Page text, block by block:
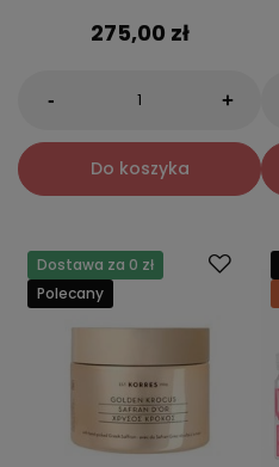
275,00 zł
- +
Do koszyka
Dostawa za 0 zł
Polecany